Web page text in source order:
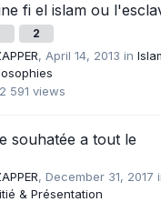
fi el islam ou
2
, April 14, 2013 in
2 591 views
souhatée a tout le
, December 31, 2017
& Présentation